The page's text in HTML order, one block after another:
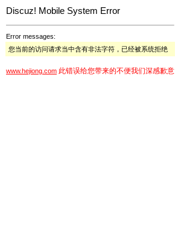
Discuz! Mobile System Error
Error messages:
您当前的访问请求当中含有非法字符，已经被系统拒绝
www.hejiong.com 此错误给您带来的不便我们深感歉意